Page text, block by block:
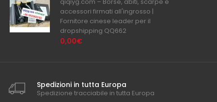
accessori firmati all'ingrosso |
Fornitore cinese leader per il
dropshipping QQ662
0,00€
Spedizioni in tutta Europa
Spedizione tracciabile in tutta Europa